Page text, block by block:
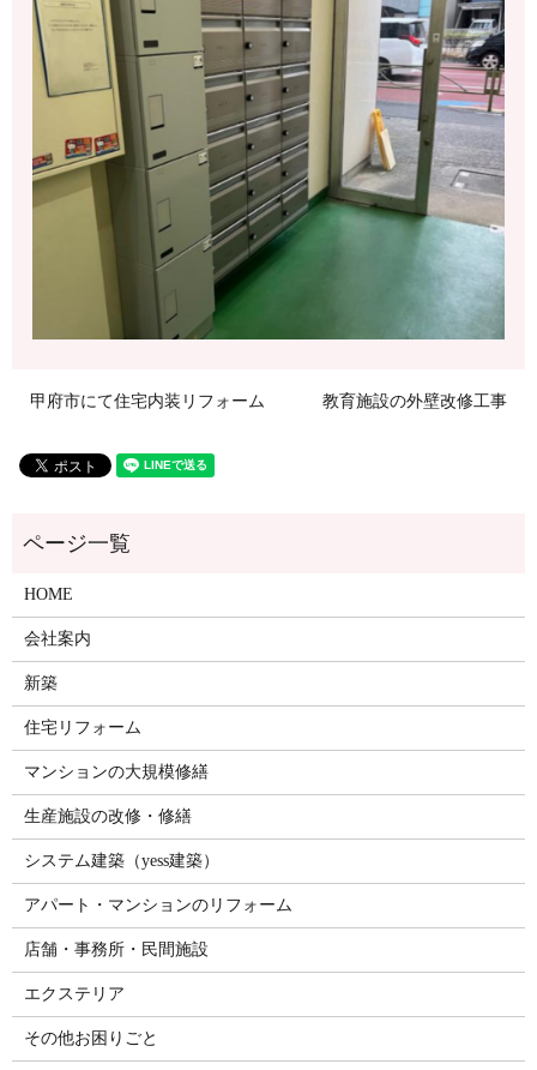
甲府市にて住宅内装リフォーム 教育施設の外壁改修工事
HOME
会社案内
新築
住宅リフォーム
マンションの大規模修繕
生産施設の改修・修繕
システム建築（yess建築）
アパート・マンションのリフォーム
店舗・事務所・民間施設
エクステリア
その他お困りごと